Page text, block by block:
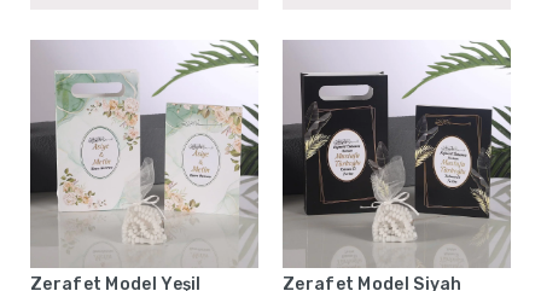
Zerafet Model Yeşil
Zerafet Model Siyah